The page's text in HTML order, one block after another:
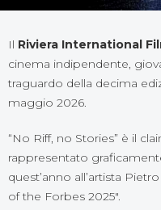
Il Riviera International
cinema indipendente,
traguardo della decima
maggio 2026.
“No Riff, no Stories” è il
rappresentato
quest’anno all’artista
of the Forbes 2025″.